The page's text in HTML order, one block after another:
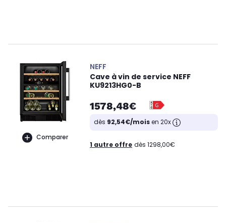
Comparer
NEFF
Cave à vin de service NEFF
KU9213HG0-B
1578,48€
dès 92,54€/moisen 20x
1 autre offre dès 1298,00€